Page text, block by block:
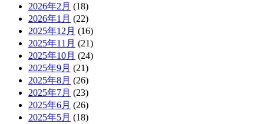
2026年2月 (18)
2026年1月 (22)
2025年12月 (16)
2025年11月 (21)
2025年10月 (24)
2025年9月 (21)
2025年8月 (26)
2025年7月 (23)
2025年6月 (26)
2025年5月 (18)